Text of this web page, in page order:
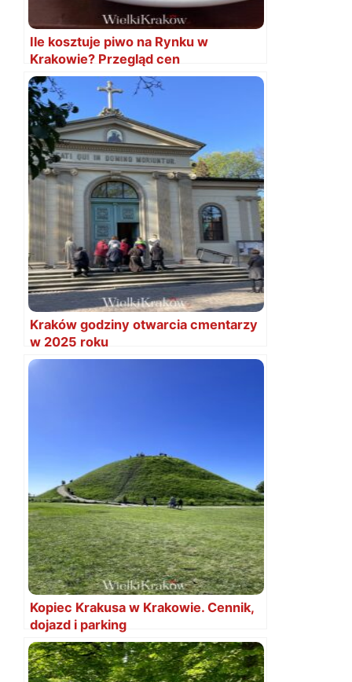
Ile kosztuje piwo na Rynku w
Krakowie? Przegląd cen
Kraków godziny otwarcia cmentarzy
w 2025 roku
Kopiec Krakusa w Krakowie. Cennik,
dojazd i parking